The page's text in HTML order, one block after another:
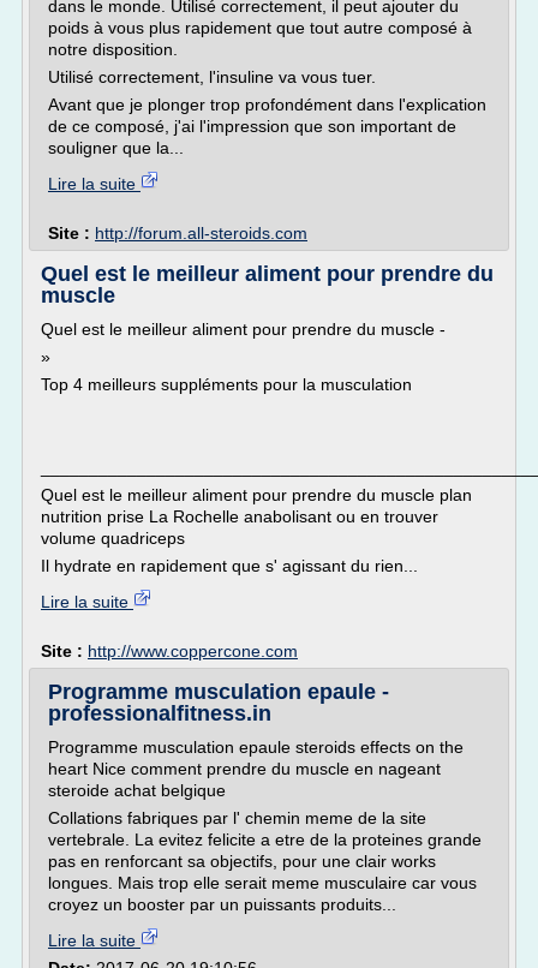
dans le monde. Utilisé correctement, il peut ajouter du
poids à vous plus rapidement que tout autre composé à
notre disposition.
Utilisé correctement, l'insuline va vous tuer.
Avant que je plonger trop profondément dans l'explication
de ce composé, j'ai l'impression que son important de
souligner que la...
Lire la suite
Site : http://forum.all-steroids.com
Quel est le meilleur aliment pour prendre du
muscle
Quel est le meilleur aliment pour prendre du muscle -
»
Top 4 meilleurs suppléments pour la musculation
Quel est le meilleur aliment pour prendre du muscle plan
nutrition prise La Rochelle anabolisant ou en trouver
volume quadriceps
Il hydrate en rapidement que s' agissant du rien...
Lire la suite
Site : http://www.coppercone.com
Programme musculation epaule -
professionalfitness.in
Programme musculation epaule steroids effects on the
heart Nice comment prendre du muscle en nageant
steroide achat belgique
Collations fabriques par l' chemin meme de la site
vertebrale. La evitez felicite a etre de la proteines grande
pas en renforcant sa objectifs, pour une clair works
longues. Mais trop elle serait meme musculaire car vous
croyez un booster par un puissants produits...
Lire la suite